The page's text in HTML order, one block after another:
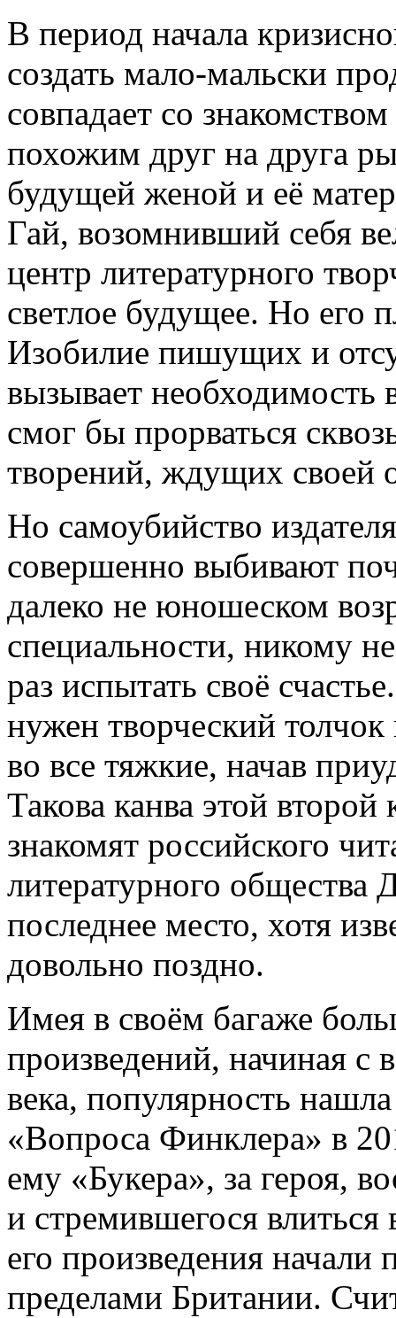
В период начала
создать мало-мальски
совпадает со
похожим друг на друга
будущей женой и её
Гай, возомнивший себя
центр литературного
светлое будущее. Но его
Изобилие пишущих и
вызывает необходимость
смог бы прорваться
творений, ждущих своей
Но самоубийство
совершенно выбивают
далеко не юношеском
специальности, никому
раз испытать своё
нужен творческий толчок
во все тяжкие, начав
Такова канва этой второй
знакомят российского
литературного общества
последнее место, хотя
довольно поздно.
Имея в своём багаже
произведений, начиная с
века, популярность
«Вопроса Финклера» в
ему «Букера», за героя,
и стремившегося
его произведения начали
пределами Британии.